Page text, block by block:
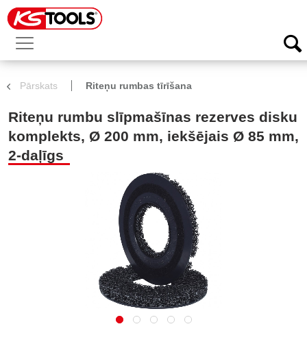
Pārskats Riteņu rumbas tīrīšana
Riteņu rumbu slīpmašīnas rezerves disku
komplekts, Ø 200 mm, iekšējais Ø 85 mm,
2-daļīgs